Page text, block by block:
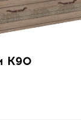
K90